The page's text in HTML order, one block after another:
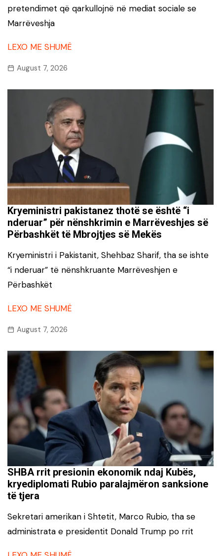
pretendimet që qarkullojnë në mediat sociale se
Marrëveshja
LEXO ME SHUMË
August 7, 2026
Kryeministri pakistanez thotë se është “i
nderuar” për nënshkrimin e Marrëveshjes së
Përbashkët të Mbrojtjes së Mekës
Kryeministri i Pakistanit, Shehbaz Sharif, tha se ishte
“i nderuar” të nënshkruante Marrëveshjen e
Përbashkët
LEXO ME SHUMË
August 7, 2026
SHBA rrit presionin ekonomik ndaj Kubës,
kryediplomati Rubio paralajmëron sanksione
të tjera
Sekretari amerikan i Shtetit, Marco Rubio, tha se
administrata e presidentit Donald Trump po rrit